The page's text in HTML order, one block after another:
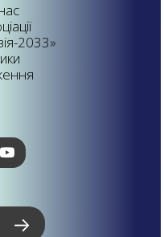
2033»